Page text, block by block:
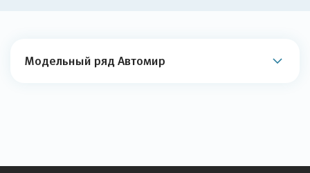
Модельный ряд Автомир